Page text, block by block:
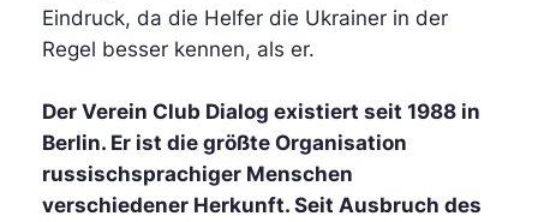
Eindruck, da die Helfer die Ukrainer in der
Regel besser kennen, als er.
Der Verein Club Dialog existiert seit 1988 in
Berlin. Er ist die größte Organisation
russischsprachiger Menschen
verschiedener Herkunft. Seit Ausbruch des